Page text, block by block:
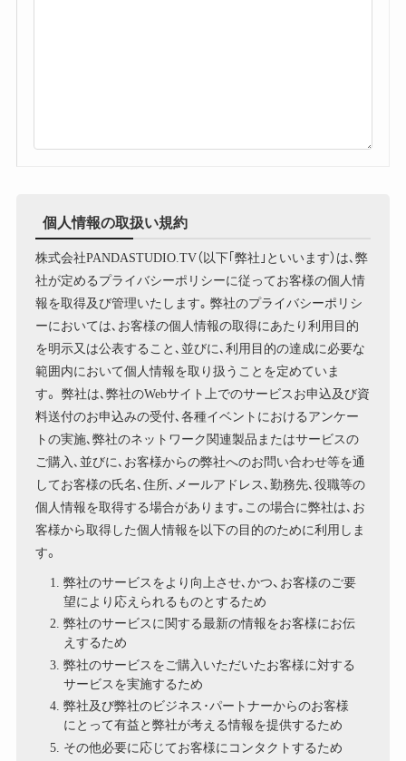
個人情報の取扱い規約
株式会社PANDASTUDIO.TV（以下｢弊社｣といいます）は､弊
社が定めるプライバシーポリシーに従ってお客様の個人情
報を取得及び管理いたします｡ 弊社のプライバシーポリシ
ーにおいては､お客様の個人情報の取得にあたり利用目的
を明示又は公表すること､並びに､利用目的の達成に必要な
範囲内において個人情報を取り扱うことを定めていま
す。 弊社は､弊社のWebサイト上でのサービスお申込及び資
料送付のお申込みの受付､各種イベントにおけるアンケー
トの実施､弊社のネットワーク関連製品またはサービスの
ご購入､並びに､お客様からの弊社へのお問い合わせ等を通
してお客様の氏名､住所､メールアドレス､勤務先､役職等の
個人情報を取得する場合があります｡この場合に弊社は､お
客様から取得した個人情報を以下の目的のために利用しま
す。
弊社のサービスをより向上させ､かつ、お客様のご要
望により応えられるものとするため
弊社のサービスに関する最新の情報をお客様にお伝
えするため
弊社のサービスをご購入いただいたお客様に対する
サービスを実施するため
弊社及び弊社のビジネス･パートナーからのお客様
にとって有益と弊社が考える情報を提供するため
その他必要に応じてお客様にコンタクトするため